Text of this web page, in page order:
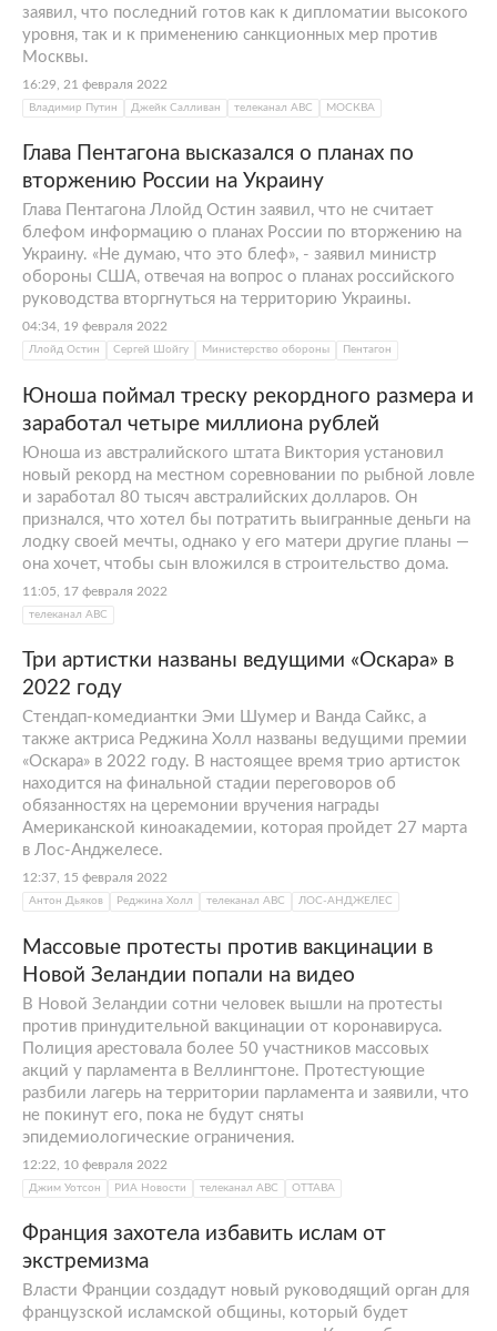
заявил, что последний готов как к дипломатии высокого
уровня, так и к применению санкционных мер против
Москвы.
16:29, 21 февраля 2022
Владимир Путин Джейк Салливан телеканал АВС МОСКВА
Глава Пентагона высказался о планах по
вторжению России на Украину
Глава Пентагона Ллойд Остин заявил, что не считает
блефом информацию о планах России по вторжению на
Украину. «Не думаю, что это блеф», - заявил министр
обороны США, отвечая на вопрос о планах российского
руководства вторгнуться на территорию Украины.
04:34, 19 февраля 2022
Ллойд Остин Сергей Шойгу Министерство обороны Пентагон
Юноша поймал треску рекордного размера и
заработал четыре миллиона рублей
Юноша из австралийского штата Виктория установил
новый рекорд на местном соревновании по рыбной ловле
и заработал 80 тысяч австралийских долларов. Он
признался, что хотел бы потратить выигранные деньги на
лодку своей мечты, однако у его матери другие планы —
она хочет, чтобы сын вложился в строительство дома.
11:05, 17 февраля 2022
телеканал АВС
Три артистки названы ведущими «Оскара» в
2022 году
Стендап-комедиантки Эми Шумер и Ванда Сайкс, а
также актриса Реджина Холл названы ведущими премии
«Оскара» в 2022 году. В настоящее время трио артисток
находится на финальной стадии переговоров об
обязанностях на церемонии вручения награды
Американской киноакадемии, которая пройдет 27 марта
в Лос-Анджелесе.
12:37, 15 февраля 2022
Антон Дьяков Реджина Холл телеканал АВС ЛОС-АНДЖЕЛЕС
Массовые протесты против вакцинации в
Новой Зеландии попали на видео
В Новой Зеландии сотни человек вышли на протесты
против принудительной вакцинации от коронавируса.
Полиция арестовала более 50 участников массовых
акций у парламента в Веллингтоне. Протестующие
разбили лагерь на территории парламента и заявили, что
не покинут его, пока не будут сняты
эпидемиологические ограничения.
12:22, 10 февраля 2022
Джим Уотсон РИА Новости телеканал АВС ОТТАВА
Франция захотела избавить ислам от
экстремизма
Власти Франции создадут новый руководящий орган для
французской исламской общины, который будет